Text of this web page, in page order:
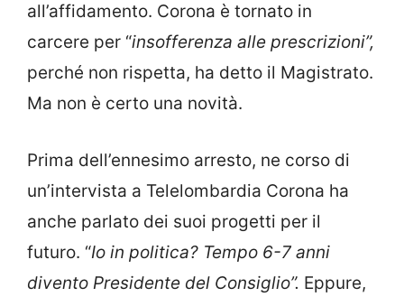
all’affidamento. Corona è tornato in
carcere per “insofferenza alle prescrizioni”,
perché non rispetta, ha detto il Magistrato.
Ma non è certo una novità.
Prima dell’ennesimo arresto, ne corso di
un’intervista a Telelombardia Corona ha
anche parlato dei suoi progetti per il
futuro. “Io in politica? Tempo 6-7 anni
divento Presidente del Consiglio”. Eppure,